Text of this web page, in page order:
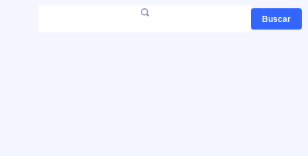
Buscar